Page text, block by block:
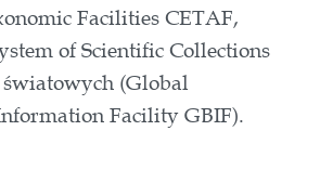
Facilities CETAF,
of Scientific Collections
światowych (Global
Facility GBIF).